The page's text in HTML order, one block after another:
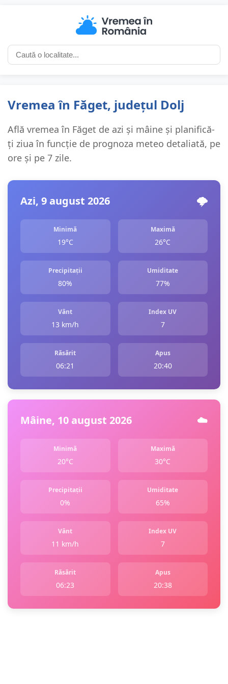
Vremea în Făget, județul Dolj
Află vremea în Făget de azi și mâine și planifică-
ți ziua în funcție de prognoza meteo detaliată, pe
ore și pe 7 zile.
Azi, 9 august 2026 🌩️
Minimă
19°C
Maximă
26°C
Precipitații
80%
Umiditate
77%
Vânt
13 km/h
Index UV
7
Răsărit
06:21
Apus
20:40
Mâine, 10 august 2026 ☁️
Minimă
20°C
Maximă
30°C
Precipitații
0%
Umiditate
65%
Vânt
11 km/h
Index UV
7
Răsărit
06:23
Apus
20:38